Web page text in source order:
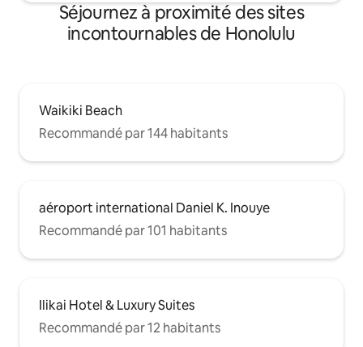
Séjournez à proximité des sites
incontournables de Honolulu
Waikiki Beach
Recommandé par 144 habitants
aéroport international Daniel K. Inouye
Recommandé par 101 habitants
Ilikai Hotel & Luxury Suites
Recommandé par 12 habitants